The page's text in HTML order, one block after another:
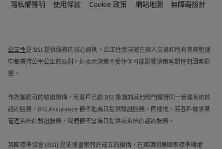
隱私權聲明 使用條款 Cookie 政策 網站地圖 無障礙設計
公正性是 BSI 提供服務的核心原則。公正性意味著在與人交易和所有業務營運
中都秉持公平公正的原則。這表示決策不受任何可能影響決策客觀性的因素影
響。
作為獲認可的驗證機構，若客戶已從 BSI 集團的其他部門獲得同一管理系統的
諮詢服務，BSI Assurance 便不能為其提供驗證服務。同樣地，若客戶尋求某
管理系統的驗證服務，我們便不會為其提供該系統的諮詢服務。
英國標準協會 (BSI) 是依據皇家特許成立的機構，在英國開展國家標準機構